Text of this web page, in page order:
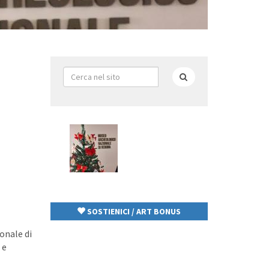
di
Form
di
SOSTIENICI / ART BONUS